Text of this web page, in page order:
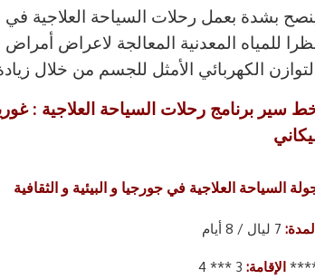
بشدة بعمل رحلات السياحة العلاجية
للمياه المعدنية المعالجة لاعراض
الكهربائي الأمثل للجسم من خلال
سير برنامج رحلات السياحة العلاجية :
السياحة العلاجية في جورجيا و البيئية و الثقافية
الإقامة:3 *** 4